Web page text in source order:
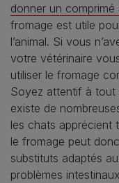
donner un
fromage est utile
l’animal. Si vous
votre vétérinaire
utiliser le fromage
Soyez attentif à tout
existe de
les chats apprécient
le fromage peut
substituts adaptés
problèmes